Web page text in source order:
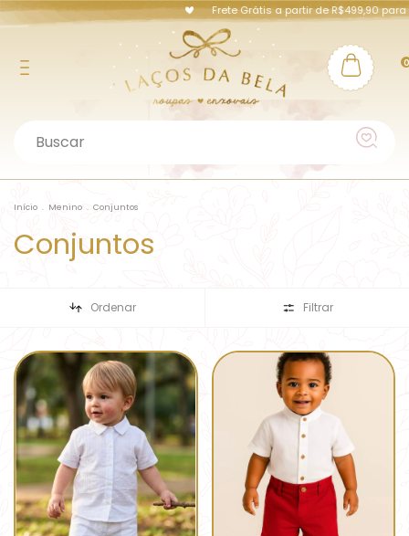
Frete Grátis a partir de R$499,90 para
Início . Menino . Conjuntos
Conjuntos
Ordenar Filtrar